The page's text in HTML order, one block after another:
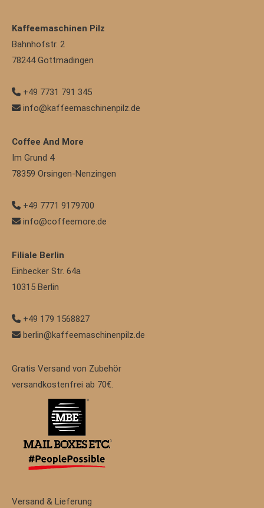
Kaffeemaschinen Pilz
Bahnhofstr. 2
78244 Gottmadingen
+49 7731 791 345
info@kaffeemaschinenpilz.de
Coffee And More
Im Grund 4
78359 Orsingen-Nenzingen
+49 7771 9179700
info@coffeemore.de
Filiale Berlin
Einbecker Str. 64a
10315 Berlin
+49 179 1568827
berlin@kaffeemaschinenpilz.de
Gratis Versand von Zubehör
versandkostenfrei ab 70€.
Versand & Lieferung